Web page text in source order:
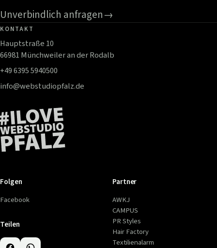
Unverbindlich anfragen→
KONTAKT
Hauptstraße 10
66981 Münchweiler an der Rodalb
+49 6395 5940500
info@webstudiopfalz.de
Folgen
Facebook
Teilen
Partner
AWKJ
CAMPUS
PR Styles
Hair Factory
Textilienalarm